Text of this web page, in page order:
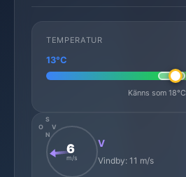
TEMPERATUR
13°C
Känns som 18°C
N
S
O
V
6
m/s
V
Vindby: 11 m/s